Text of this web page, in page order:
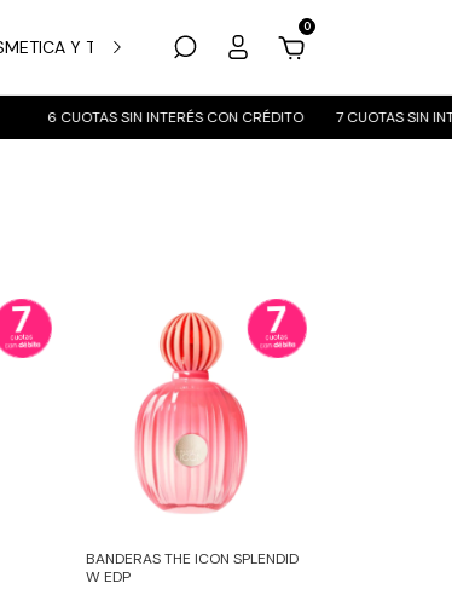
Y TRATAMIENTO MARCAS
0
CON CRÉDITO 7 CUOTAS SIN INTERÉS CON DÉBITO
BANDERAS THE ICON SPLENDID
W EDP